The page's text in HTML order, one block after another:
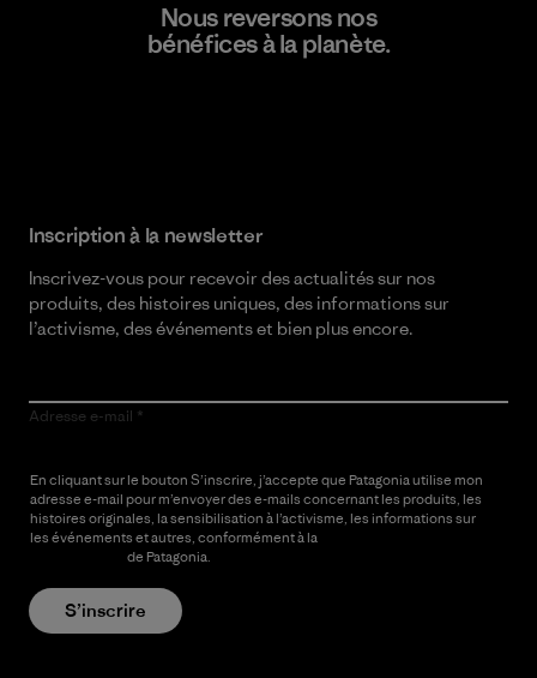
Nous reversons nos
bénéfices à la planète.
Inscription à la newsletter
Inscrivez-vous pour recevoir des actualités sur nos
produits, des histoires uniques, des informations sur
l’activisme, des événements et bien plus encore.
Adresse e-mail
En cliquant sur le bouton S’inscrire, j’accepte que Patagonia utilise mon
adresse e-mail pour m’envoyer des e-mails concernant les produits, les
histoires originales, la sensibilisation à l’activisme, les informations sur
les événements et autres, conformément à la
de Patagonia.
S’inscrire